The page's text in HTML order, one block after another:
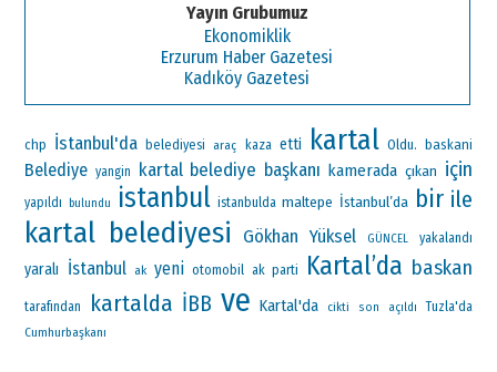
Yayın Grubumuz
Ekonomiklik
Erzurum Haber Gazetesi
Kadıköy Gazetesi
chp İstanbul'da belediyesi araç kaza etti kartal Oldu. baskani
Belediye yangin kartal belediye başkanı kamerada çıkan için
yapıldı bulundu istanbul istanbulda maltepe İstanbul’da bir ile
kartal belediyesi Gökhan Yüksel GÜNCEL yakalandı
yaralı İstanbul ak yeni otomobil ak parti Kartal’da baskan
tarafından kartalda İBB ve Kartal'da cikti son açıldı
Tuzla'da
Cumhurbaşkanı